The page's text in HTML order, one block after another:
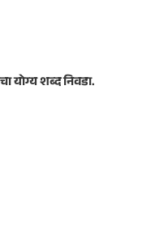
योग्य शब्द निवडा.